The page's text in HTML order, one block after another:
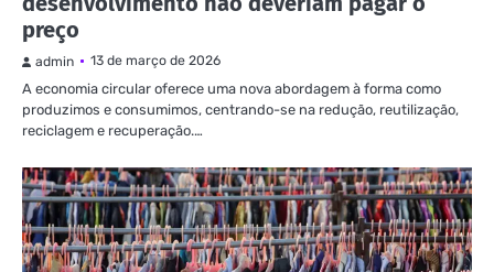
preço
admin 13 de março de 2026
A economia circular oferece uma nova abordagem à forma como
produzimos e consumimos, centrando-se na redução, reutilização,
reciclagem e recuperação.…